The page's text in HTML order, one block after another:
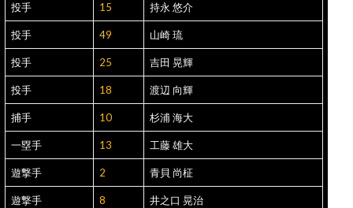
投手 15 持永 悠介
投手 49 山崎 琉
投手 25 吉田 晃輝
投手 18 渡辺 向輝
捕手 10 杉浦 海大
一塁手 13 工藤 雄大
遊撃手 2 青貝 尚柾
遊撃手 8 井之口 晃治